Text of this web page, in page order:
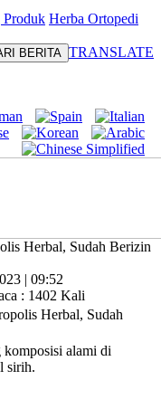
Produk Herba Ortopedi
TRANSLATE
Herbal, Sudah Berizin
| 09:52
: 1402 Kali
alami di
sirih.